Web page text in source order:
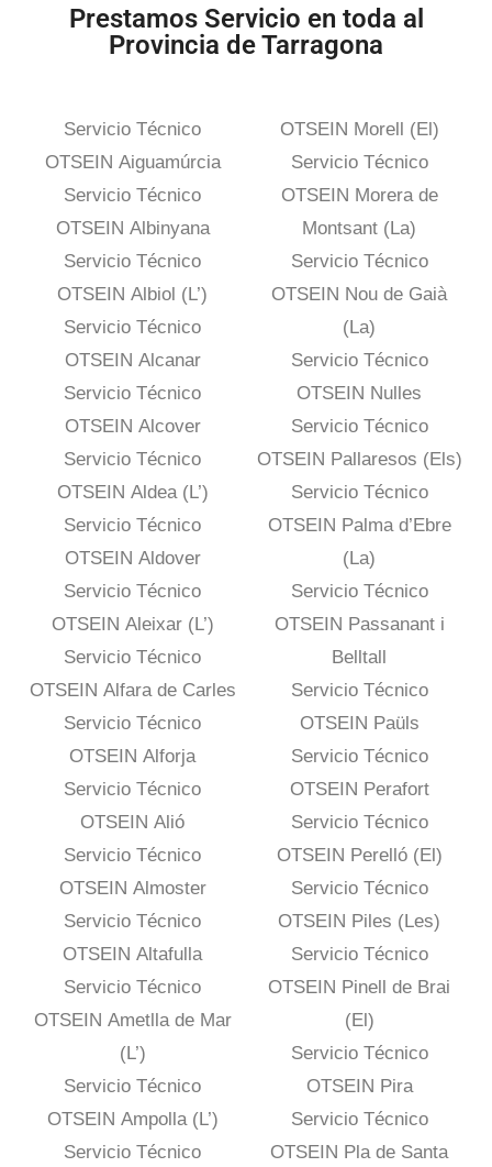
Prestamos Servicio en toda al
Provincia de Tarragona
Servicio Técnico
OTSEIN Aiguamúrcia
Servicio Técnico
OTSEIN Albinyana
Servicio Técnico
OTSEIN Albiol (L’)
Servicio Técnico
OTSEIN Alcanar
Servicio Técnico
OTSEIN Alcover
Servicio Técnico
OTSEIN Aldea (L’)
Servicio Técnico
OTSEIN Aldover
Servicio Técnico
OTSEIN Aleixar (L’)
Servicio Técnico
OTSEIN Alfara de Carles
Servicio Técnico
OTSEIN Alforja
Servicio Técnico
OTSEIN Alió
Servicio Técnico
OTSEIN Almoster
Servicio Técnico
OTSEIN Altafulla
Servicio Técnico
OTSEIN Ametlla de Mar
(L’)
Servicio Técnico
OTSEIN Ampolla (L’)
Servicio Técnico
OTSEIN Morell (El)
Servicio Técnico
OTSEIN Morera de
Montsant (La)
Servicio Técnico
OTSEIN Nou de Gaià
(La)
Servicio Técnico
OTSEIN Nulles
Servicio Técnico
OTSEIN Pallaresos (Els)
Servicio Técnico
OTSEIN Palma d’Ebre
(La)
Servicio Técnico
OTSEIN Passanant i
Belltall
Servicio Técnico
OTSEIN Paüls
Servicio Técnico
OTSEIN Perafort
Servicio Técnico
OTSEIN Perelló (El)
Servicio Técnico
OTSEIN Piles (Les)
Servicio Técnico
OTSEIN Pinell de Brai
(El)
Servicio Técnico
OTSEIN Pira
Servicio Técnico
OTSEIN Pla de Santa